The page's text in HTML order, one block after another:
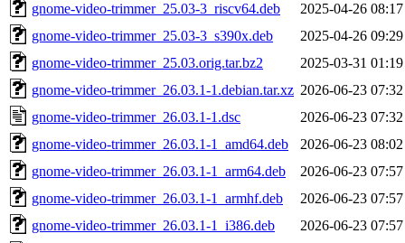
gnome-video-trimmer_25.03-3_riscv64.deb
2025-04-26 08:17
gnome-video-trimmer_25.03-3_s390x.deb
2025-04-26 09:29
gnome-video-trimmer_25.03.orig.tar.bz2
2025-03-31 01:19
gnome-video-trimmer_26.03.1-1.debian.tar.xz 2026-06-23 07:32
gnome-video-trimmer_26.03.1-1.dsc
2026-06-23 07:32
gnome-video-trimmer_26.03.1-1_amd64.deb
2026-06-23 08:02
gnome-video-trimmer_26.03.1-1_arm64.deb
2026-06-23 07:57
gnome-video-trimmer_26.03.1-1_armhf.deb
2026-06-23 07:57
gnome-video-trimmer_26.03.1-1_i386.deb
2026-06-23 07:57